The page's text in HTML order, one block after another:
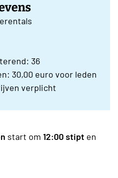
36
30,00 euro voor leden
verplicht
start om 12:00 stipt en